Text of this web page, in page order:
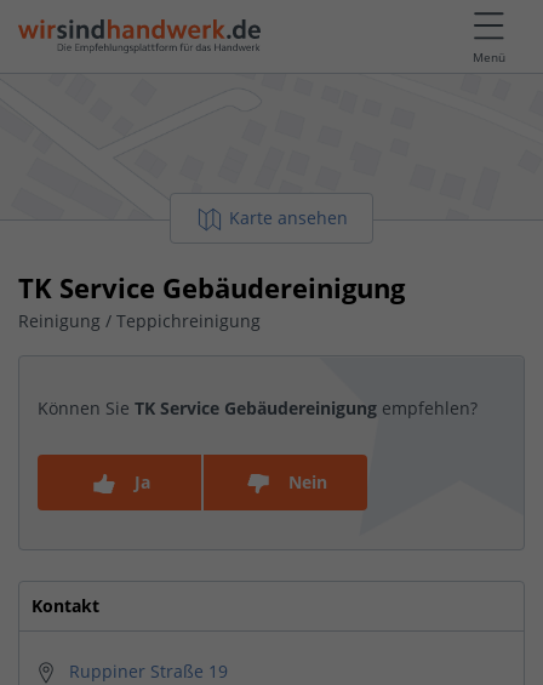
Menü
Karte ansehen
TK Service Gebäudereinigung
Reinigung / Teppichreinigung
Können Sie TK Service Gebäudereinigung empfehlen?
Ja Nein
Kontakt
Ruppiner Straße 19